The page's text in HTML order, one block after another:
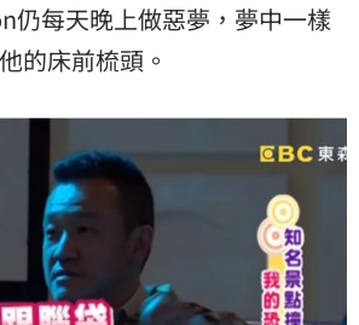
仍每天晚上做惡夢，夢中一樣
的床前梳頭。